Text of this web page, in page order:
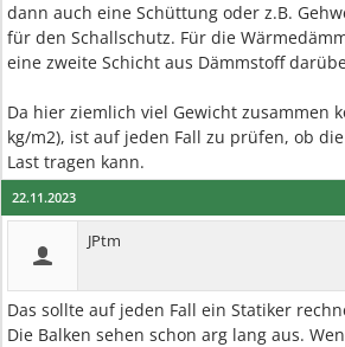
dann auch eine Schüttung oder z.B.
für den Schallschutz. Für die
eine zweite Schicht aus Dämmstoff
Da hier ziemlich viel Gewicht zusammen
kg/m2), ist auf jeden Fall zu prüfen, ob
Last tragen kann.
22.11.2023
JPtm
Das sollte auf jeden Fall ein Statiker
Die Balken sehen schon arg lang aus.